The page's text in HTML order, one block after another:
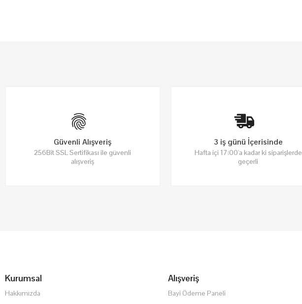
Güvenli Alışveriş
256Bit SSL Sertifikası ile güvenli
alışveriş
3 iş günü İçerisinde
Hafta içi 17:00'a kadar ki siparişlerde
geçerli
Kurumsal
Hakkımızda
Alışveriş
Bayi Ödeme Paneli